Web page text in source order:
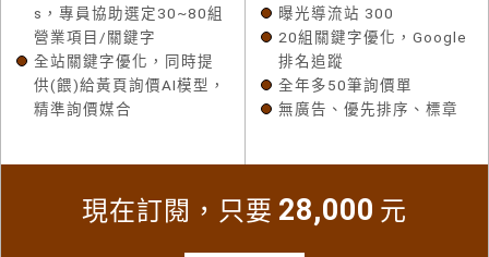
s，專員協助選定30~80組
營業項目/關鍵字
全站關鍵字優化，同時提
供(餵)給黃頁詢價AI模型，
精準詢價媒合
曝光導流站 300
20組關鍵字優化，Google
排名追蹤
全年多50筆詢價單
無廣告、優先排序、標章
現在訂閱，只要 28,000 元